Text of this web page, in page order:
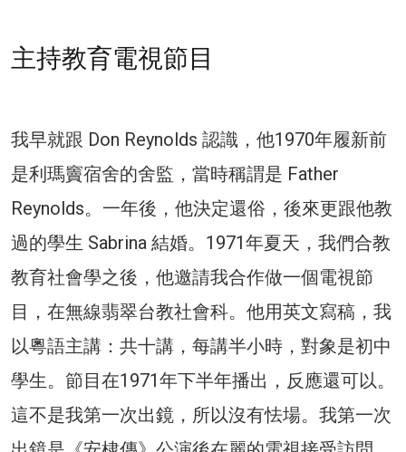
主持教育電視節目
我早就跟 Don Reynolds 認識，他1970年履新前
是利瑪竇宿舍的舍監，當時稱謂是 Father
Reynolds。一年後，他決定還俗，後來更跟他教
過的學生 Sabrina 結婚。1971年夏天，我們合教
教育社會學之後，他邀請我合作做一個電視節
目，在無線翡翠台教社會科。他用英文寫稿，我
以粵語主講：共十講，每講半小時，對象是初中
學生。節目在1971年下半年播出，反應還可以。
這不是我第一次出鏡，所以沒有怯場。我第一次